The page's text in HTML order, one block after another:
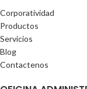
Corporatividad
Productos
Servicios
Blog
Contactenos